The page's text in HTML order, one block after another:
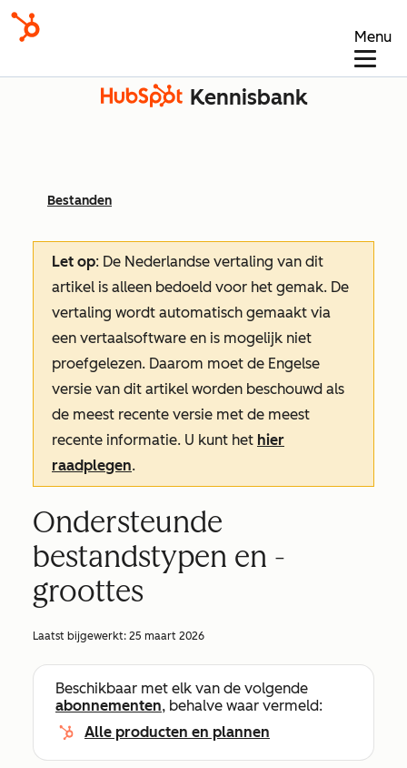
Menu
Kennisbank
Bestanden
Let op: De Nederlandse vertaling van dit
artikel is alleen bedoeld voor het gemak. De
vertaling wordt automatisch gemaakt via
een vertaalsoftware en is mogelijk niet
proefgelezen. Daarom moet de Engelse
versie van dit artikel worden beschouwd als
de meest recente versie met de meest
recente informatie. U kunt het hier
raadplegen.
Ondersteunde
bestandstypen en -
groottes
Laatst bijgewerkt: 25 maart 2026
Beschikbaar met elk van de volgende
abonnementen, behalve waar vermeld:
Alle producten en plannen